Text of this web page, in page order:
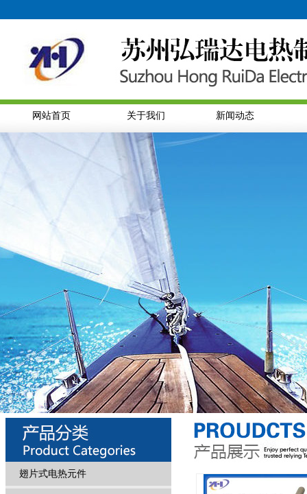
网站首页 关于我们 新闻动态
翅片式电热元件